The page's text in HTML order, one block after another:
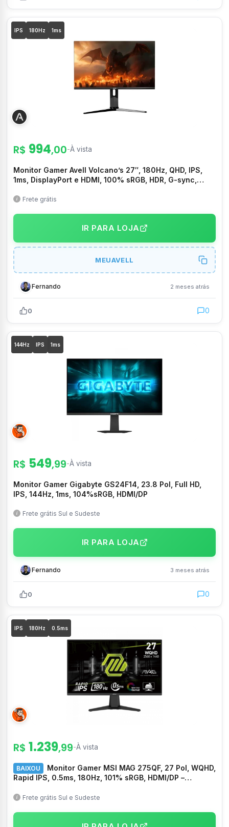
IPS 180Hz 1ms
R$ 994,00-À vista
Monitor Gamer Avell Volcano’s 27″, 180Hz, QHD, IPS,
1ms, DisplayPort e HDMI, 100% sRGB, HDR, G-sync,
Frete grátis
IR PARA LOJA
MEUAVELL
Fernando 2 meses atrás
0 0
144Hz IPS 1ms
R$ 549,99-À vista
Monitor Gamer Gigabyte GS24F14, 23.8 Pol, Full HD,
IPS, 144Hz, 1ms, 104%sRGB, HDMI/DP
Frete grátis Sul e Sudeste
IR PARA LOJA
Fernando 3 meses atrás
0 0
IPS 180Hz 0.5ms
R$ 1.239,99-À vista
BAIXOU
Monitor Gamer MSI MAG 275QF, 27 Pol, WQHD,
Rapid IPS, 0.5ms, 180Hz, 101% sRGB, HDMI/DP –
Frete grátis Sul e Sudeste